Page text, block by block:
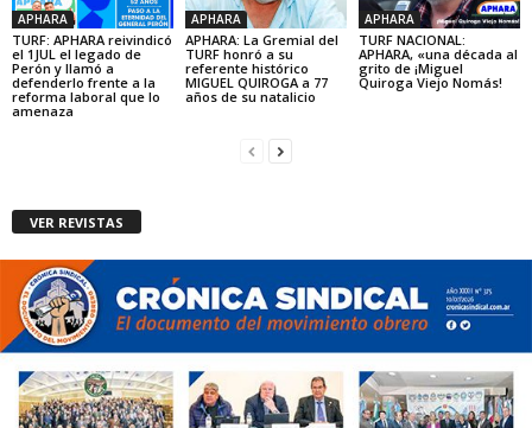
APHARA
TURF: APHARA reivindicó
el 1JUL el legado de
Perón y llamó a
defenderlo frente a la
reforma laboral que lo
amenaza
APHARA
APHARA: La Gremial del
TURF honró a su
referente histórico
MIGUEL QUIROGA a 77
años de su natalicio
APHARA
TURF NACIONAL:
APHARA, «una década al
grito de ¡Miguel
Quiroga Viejo Nomás!
VER REVISTAS